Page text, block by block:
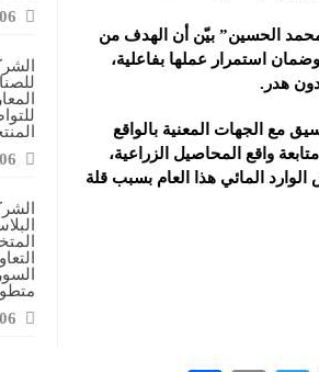
الحسين” بيّن أن الهدف من
استمرار عملها بفاعلية،
هدر.
مع الجهات المعنية بالواقع
واقع المحاصيل الزراعية،
المائي هذا العام بسبب قلة